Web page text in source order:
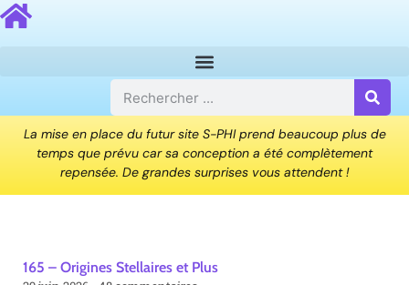
La mise en place du futur site S-PHI prend beaucoup plus de
temps que prévu car sa conception a été complètement
repensée. De grandes surprises vous attendent !
165 – Origines Stellaires et Plus